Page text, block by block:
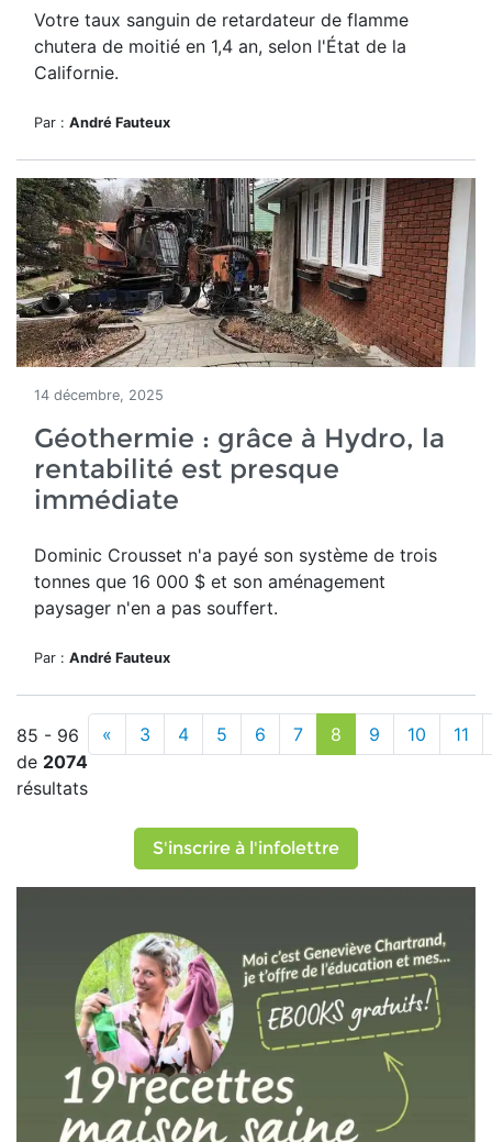
Votre taux sanguin de retardateur de flamme
chutera de moitié en 1,4 an, selon l'État de la
Californie.
Par : André Fauteux
14 décembre, 2025
Géothermie : grâce à Hydro, la
rentabilité est presque
immédiate
Dominic Crousset n'a payé son système de trois
tonnes que 16 000 $ et son aménagement
paysager n'en a pas souffert.
Par : André Fauteux
85 - 96
de 2074
résultats
« 3 4 5 6 7 8 9 10 11
S'inscrire à l'infolettre